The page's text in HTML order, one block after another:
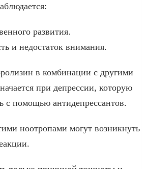
развития.
и недостаток внимания.
в комбинации с другими
при депрессии, которую
с помощью антидепрессантов.
ноотропами могут возникнуть